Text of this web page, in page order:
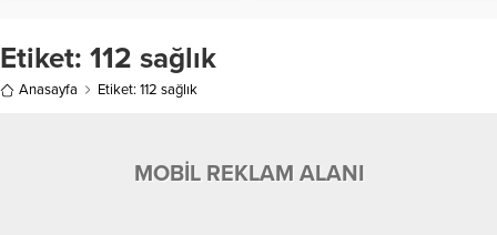
Etiket: 112 sağlık
Anasayfa Etiket: 112 sağlık
MOBİL REKLAM ALANI